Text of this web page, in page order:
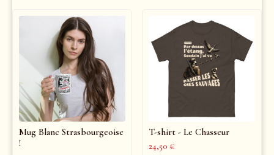
Mug Blanc Strasbourgeoise
!
T-shirt - Le Chasseur
24,50 €